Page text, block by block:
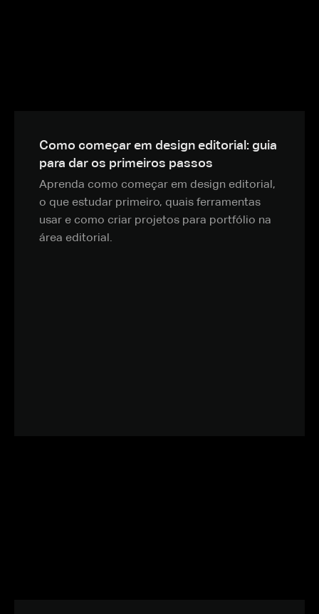
Como começar em design editorial: guia
para dar os primeiros passos
Aprenda como começar em design editorial,
o que estudar primeiro, quais ferramentas
usar e como criar projetos para portfólio na
área editorial.